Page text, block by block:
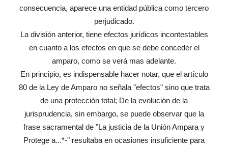
consecuencia, aparece una entidad pública como tercero
perjudicado.
La división anterior, tiene efectos jurídicos incontestables
en cuanto a los efectos en que se debe conceder el
amparo, como se verá mas adelante.
En principio, es indispensable hacer notar, que el artículo
80 de la Ley de Amparo no señala "efectos" sino que trata
de una protección total; De la evolución de la
jurisprudencia, sin embargo, se puede observar que la
frase sacramental de "La justicia de la Unión Ampara y
Protege a...*-" resultaba en ocasiones insuficiente para